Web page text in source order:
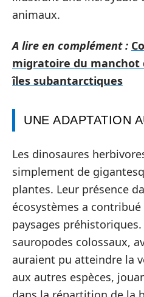
animaux.
A lire en complément :
migratoire du manchot
îles subantarctiques
UNE ADAPTATION
Les dinosaures
simplement de
plantes. Leur présence
écosystèmes a
paysages
sauropodes colossaux,
auraient pu atteindre la
aux autres espèces,